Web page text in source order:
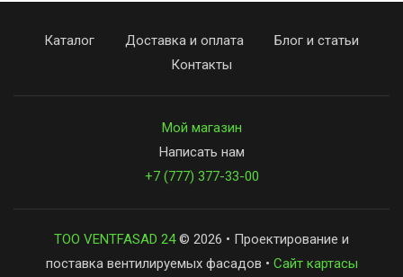
Каталог Доставка и оплата
Блог и статьи
Контакты
Мой магазин
Написать нам
+7 (777) 377-33-00
ТОО VENTFASAD 24© 2026 • Проектирование и
поставка вентилируемых фасадов • Сайт картасы